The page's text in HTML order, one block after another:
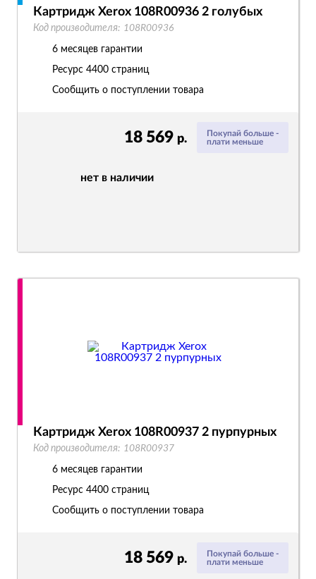
Покупай больше -
плати меньше
18 569 р.
нет в наличии
Картридж Xerox 108R00936 2 голубых
Код производителя: 108R00936
6 месяцев гарантии
Ресурс 4400 страниц
Сообщить о поступлении товара
Покупай больше -
плати меньше
18 569 р.
Картридж Xerox 108R00937 2 пурпурных
Код производителя: 108R00937
6 месяцев гарантии
Ресурс 4400 страниц
Сообщить о поступлении товара